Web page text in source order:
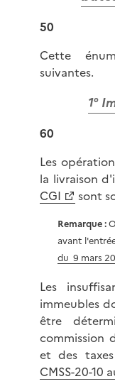
50
Cette
suivantes.
1°
60
Les
la livraison
CGI
sont
Remarque :
avant
du 9 mars
Les
immeubles
être
commission
et des
CMSS-20-10